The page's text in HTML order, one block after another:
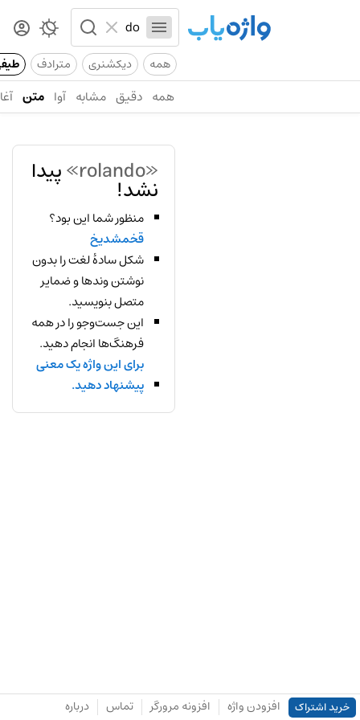
همه دیکشنری مترادف
همه دقیق مشابه آوا متن
«rolando» پیدا
نشد!
منظور شما این بود؟
قخمشدیخ
شکل سادهٔ لغت را بدون
نوشتن وندها و ضمایر
متصل بنویسید.
این جست‌وجو را در همه
فرهنگ‌ها انجام دهید.
برای این واژه یک معنی
پیشنهاد دهید.
خرید اشتراک افزودن واژه افزونه مرورگر تماس درباره